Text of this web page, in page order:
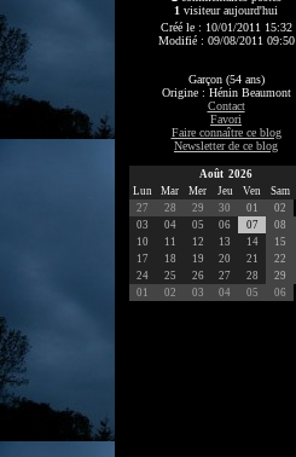
1 visiteur aujourd'hui
Créé le : 10/01/2011 15:32
Modifié : 09/08/2011 09:50
Garçon (54 ans)
Origine : Hénin Beaumont
Contact
Favori
Faire connaître ce blog
Newsletter de ce blog
Août 2026
Lun
Mar Mer Jeu Ven Sam
27
28 29 30 01
02
03
04 05 06 07 08
10
11 12 13 14 15
17
18 19 20 21 22
24
25 26 27 28 29
01
02 03 04 05 06